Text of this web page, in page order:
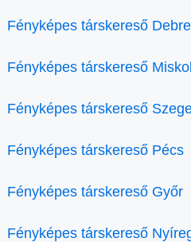
Fényképes társkereső
Fényképes társkereső
Fényképes társkereső
Fényképes társkereső Pécs
Fényképes társkereső Győr
Fényképes társkereső